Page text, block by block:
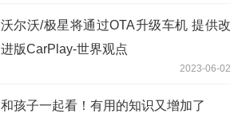
沃尔沃/极星将通过OTA升级车机 提供改
进版CarPlay-世界观点
2023-06-02
和孩子一起看！有用的知识又增加了